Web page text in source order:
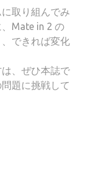
取り組んでみ
Mate in 2 の
できれば変化
、ぜひ本誌で
題に挑戦して